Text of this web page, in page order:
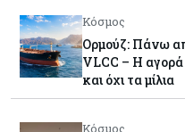
Κόσμος
Ορμούζ: Πάνω
VLCC – Η
και όχι τα μίλια
Κόσμος